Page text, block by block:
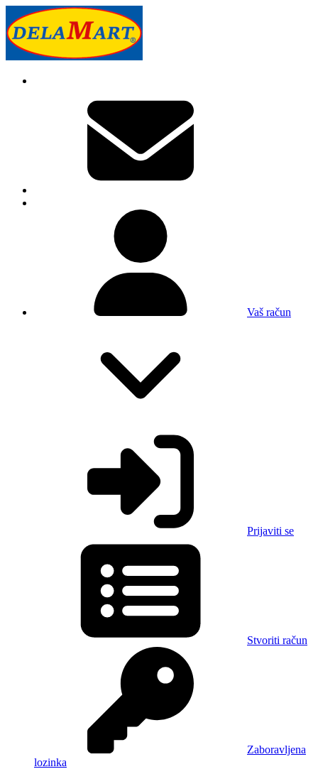
Vaš račun
Prijaviti se
Stvoriti račun
Zaboravljena
lozinka